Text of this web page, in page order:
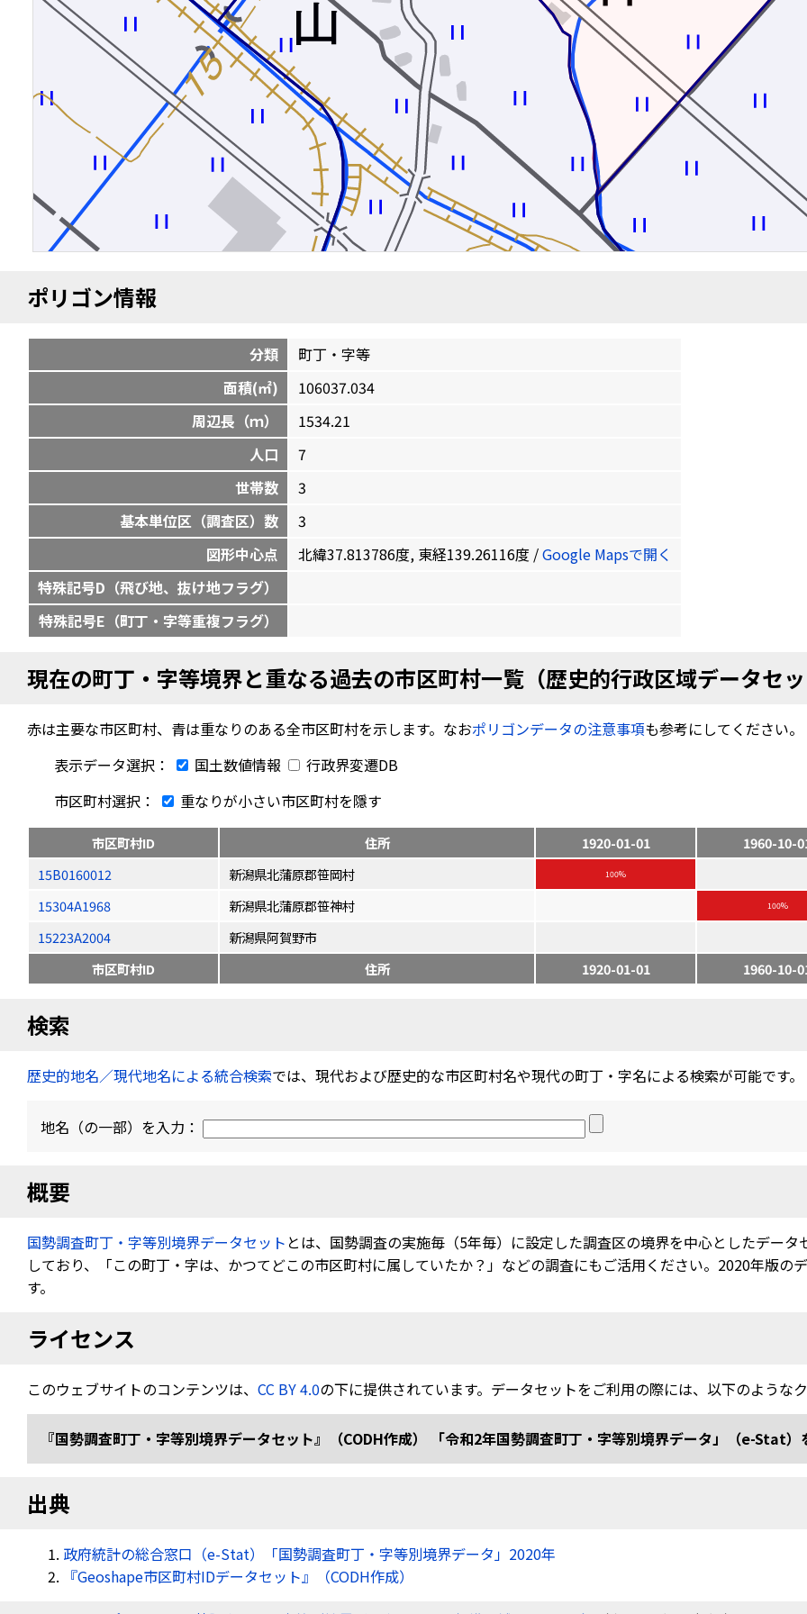
ポリゴン情報
分類
町丁・字等
面積(㎡)
106037.034
周辺長（ｍ）
1534.21
人口
7
世帯数
3
基本単位区（調査区）数
3
図形中心点
北緯37.813786度, 東経139.26116度 /Google Mapsで開く
特殊記号D（飛び地、抜け地フラグ）
特殊記号E（町丁・字等重複フラグ）
現在の町丁・字等境界と重なる過去の市区町村一覧（歴史的行政区域データセ
赤は主要な市区町村、青は重なりのある全市区町村を示します。なおポリゴンデータの注意事項も参考にしてください。
表示データ選択：
国土数値情報
行政界変遷DB
市区町村選択：
重なりが小さい市区町村を隱す
市区町村ID 住所 1920-01-01
1960-10-
15B0160012
新潟県北蒲原郡笹岡村 100%
15304A1968 新潟県北蒲原郡笹神村 100%
15223A2004
新潟県阿賀野市
市区町村ID
住所 1920-01-01 1960-10-
検索
歴史的地名／現代地名による統合検索では、現代および歴史的な市区町村名や現代の町丁・字名による検索が可能です。
地名（の一部）を入力：
概要
国勢調査町丁・字等別境界データセット とは、国勢調査の実施毎（5年毎）に設定した調査区の境界を中心としたデータ
しており、「この町丁・字は、かつてどこの市区町村に属していたか？」などの調査にもご活用ください。2020年版
す。
ライセンス
このウェブサイトのコンテンツは、 CC BY 4.0の下に提供されています。データセットをご利用の際には、以下のような
『国勢調査町丁・字等別境界データセット』（CODH作成） 「令和2年国勢調査町丁・字等別境界データ」（e-Stat
出典
政府統計の総合窓口（e-Stat）「国勢調査町丁・字等別境界データ」2020年
『Geoshape市区町村IDデータセット』（CODH作成）